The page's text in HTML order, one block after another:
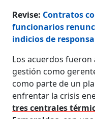
Revise: Contratos
funcionarios
indicios de
Los acuerdos
gestión como
como parte de un
enfrentar la crisis
tres centrales